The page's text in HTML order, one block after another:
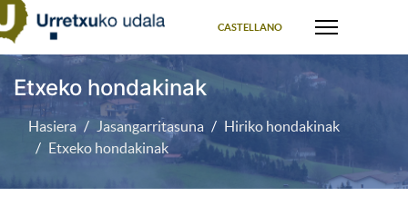
CASTELLANO
Etxeko hondakinak
Hasiera Jasangarritasuna
Hiriko hondakinak
Etxeko hondakinak